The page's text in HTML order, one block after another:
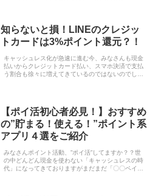
知らないと損！LINEのクレジッ
トカードは3%ポイント還元？！
キャッシュレス化が急速に進む今、みなさんも現金
払いからクレジットカード払い、スマホ決済で支払
う割合も徐々に増えてきているのではないのでしょ
【ポイ活初心者必見！】おすすめ
の”貯まる！使える！”ポイント系
アプリ４選をご紹介
みなさんポイント活動、”ポイ活”してますか？？世
の中どんどん現金を使わない「キャッシュレスの時
代」になってきておりますがまだまだ「〇〇ペイと